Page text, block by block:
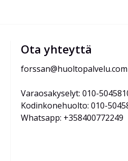
Ota yhteyttä
forssan@huoltopalvelu.com
Varaosakyselyt: 010-
Kodinkonehuolto: 010-
Whatsapp: +358400772249